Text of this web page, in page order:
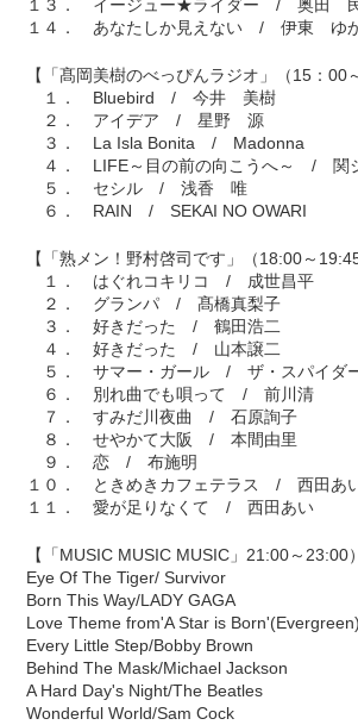
１３． イージュー★ライダー / 奥田
１４． あなたしか見えない / 伊東 ゆ
【「髙岡美樹のべっぴんラジオ」（15：00
１． Bluebird / 今井 美樹
２． アイデア / 星野 源
３． La Isla Bonita / Madonna
４． LIFE～目の前の向こうへ～ / 関
５． セシル / 浅香 唯
６． RAIN / SEKAI NO OWARI
【「熟メン！野村啓司です」（18:00～19:45
１． はぐれコキリコ / 成世昌平
２． グランパ / 髙橋真梨子
３． 好きだった / 鶴田浩二
４． 好きだった / 山本譲二
５． サマー・ガール / ザ・スパイダ
６． 別れ曲でも唄って / 前川清
７． すみだ川夜曲 / 石原詢子
８． せやかて大阪 / 本間由里
９． 恋 / 布施明
１０． ときめきカフェテラス / 西田あ
１１． 愛が足りなくて / 西田あい
【「MUSIC MUSIC MUSIC」21:00～23:00
Eye Of The Tiger/ Survivor
Born This Way/LADY GAGA
Love Theme from'A Star is
Every Little Step/Bobby Brown
Behind The Mask/Michael Jackson
A Hard Day's Night/The Beatles
Wonderful World/Sam Cock